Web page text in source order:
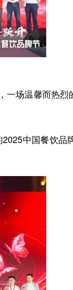
一场温馨而热烈
中国餐饮品